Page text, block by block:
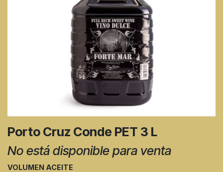
Porto Cruz Conde PET 3 L
No está disponible para venta
VOLUMEN ACEITE